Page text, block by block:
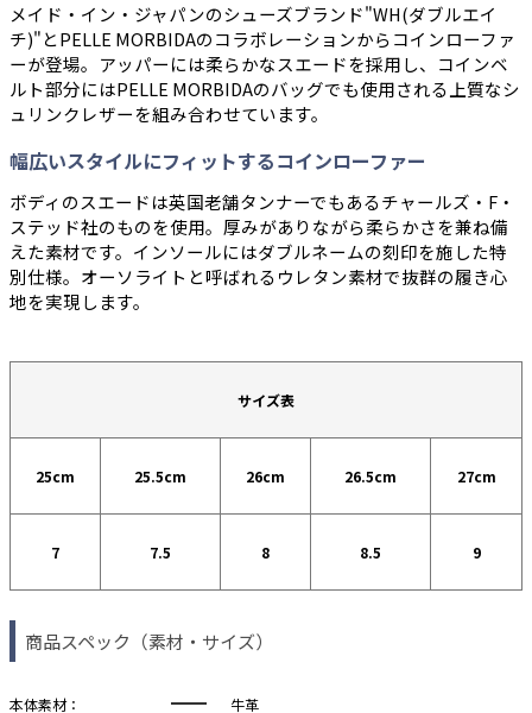
カラー サイズ
メイド・イン・ジャパンのシューズブランド"WH(ダブルエイ
チ)"とPELLE MORBIDAのコラボレーションからコインローファ
ーが登場。アッパーには柔らかなスエードを採用し、コインベ
ルト部分にはPELLE MORBIDAのバッグでも使用される上質なシ
ュリンクレザーを組み合わせています。
幅広いスタイルにフィットするコインローファー
ボディのスエードは英国老舗タンナーでもあるチャールズ・F・
ステッド社のものを使用。厚みがありながら柔らかさを兼ね備
えた素材です。インソールにはダブルネームの刻印を施した特
別仕様。オーソライトと呼ばれるウレタン素材で抜群の履き心
地を実現します。
サイズ表
25cm 25.5cm 26cm 26.5cm 27cm
7 7.5 8 8.5 9
商品スペック（素材・サイズ）
本体素材： 牛革